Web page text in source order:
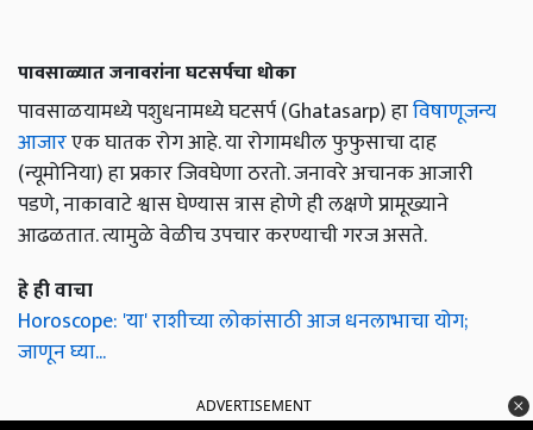
पावसाळ्यात जनावरांना घटसर्पचा धोका
पावसाळयामध्ये पशुधनामध्ये घटसर्प (Ghatasarp) हाविषाणूजन्य
आजारएक घातक रोग आहे. या रोगामधील फुफुसाचा दाह
(न्यूमोनिया) हा प्रकार जिवघेणा ठरतो. जनावरे अचानक आजारी
पडणे, नाकावाटे श्वास घेण्यास त्रास होणे ही लक्षणे प्रामूख्याने
आढळतात. त्यामुळे वेळीच उपचार करण्याची गरज असते.
हे ही वाचा
Horoscope: 'या' राशीच्या लोकांसाठी आज धनलाभाचा योग;
जाणून घ्या...
ADVERTISEMENT